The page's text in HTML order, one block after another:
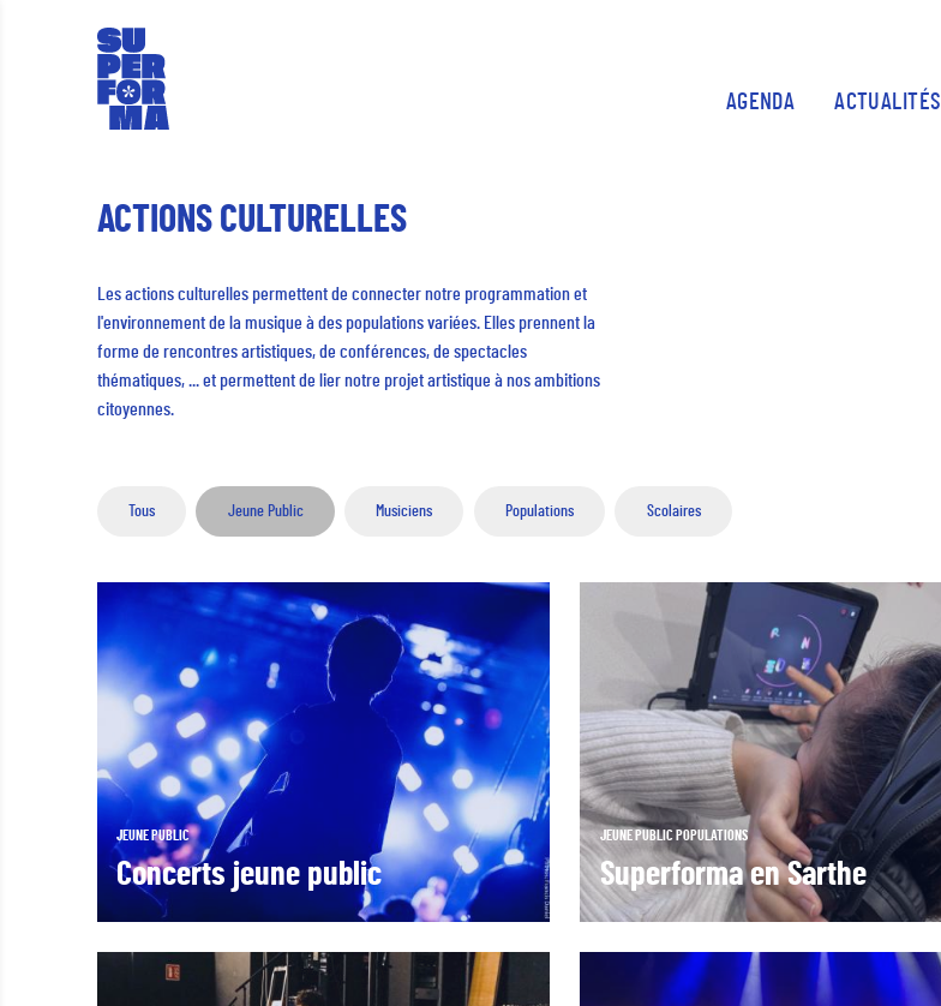
AGENDA ACTUALITÉS
ACTIONS CULTURELLES
Les actions culturelles permettent de connecter notre programmation et
l'environnement de la musique à des populations variées. Elles prennent la
forme de rencontres artistiques, de conférences, de spectacles
thématiques, ... et permettent de lier notre projet artistique à nos ambitions
citoyennes.
Tous Jeune Public Musiciens Populations Scolaires
JEUNE PUBLIC
Concerts jeune public
JEUNE PUBLIC POPULATIONS
Superforma en Sarthe